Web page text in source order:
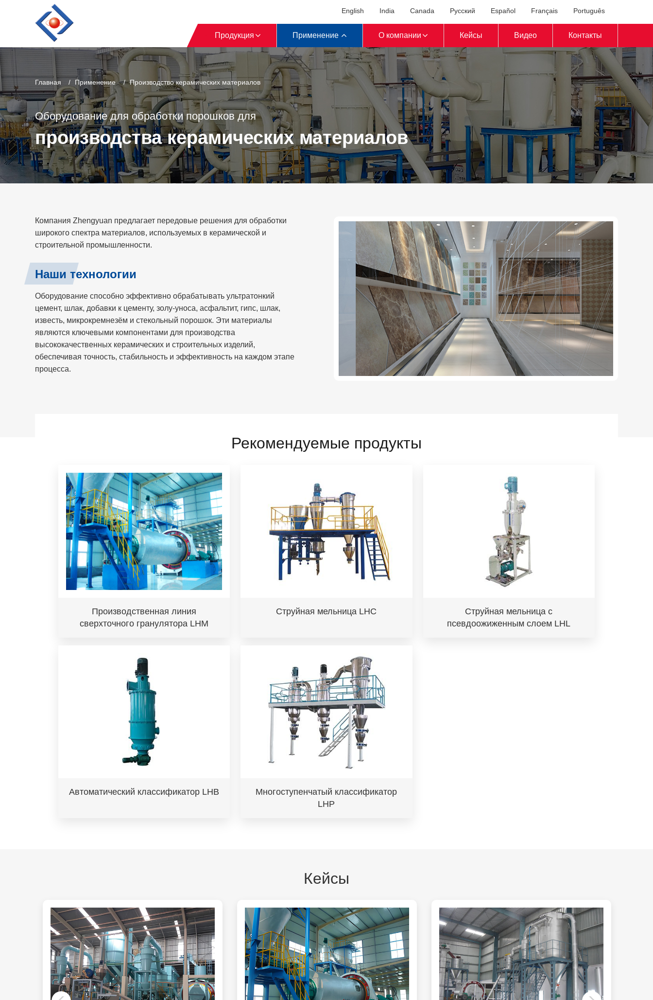
English India Canada Русский Español Français Português
Продукция Применение О компании Кейсы Видео Контакты
Главная Применение Производство керамических материалов
Оборудование для обработки порошков для
производства керамических материалов
Компания Zhengyuan предлагает передовые решения для обработки
широкого спектра материалов, используемых в керамической и
строительной промышленности.
Наши технологии
Оборудование способно эффективно обрабатывать ультратонкий
цемент, шлак, добавки к цементу, золу-уноса, асфальтит, гипс, шлак,
известь, микрокремнезём и стекольный порошок. Эти материалы
являются ключевыми компонентами для производства
высококачественных керамических и строительных изделий,
обеспечивая точность, стабильность и эффективность на каждом этапе
процесса.
Рекомендуемые продукты
Производственная линия
сверхточного гранулятора LHM
Струйная мельница LHC
Струйная мельница с
псевдоожиженным слоем LHL
Автоматический классификатор LHB
Многоступенчатый классификатор
LHP
Кейсы